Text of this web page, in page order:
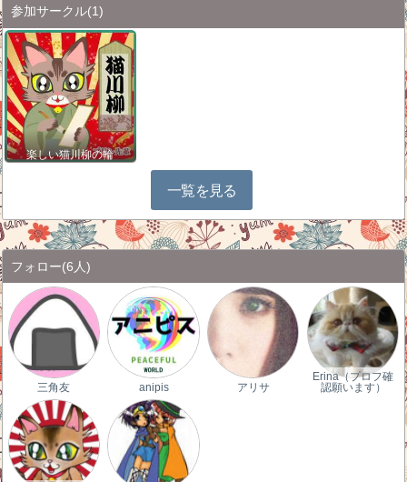
参加サークル(1)
楽しい猫川柳の輪
一覧を見る
フォロー(6人)
三角友 anipis アリサ
Erina（プロフ確
認願います）